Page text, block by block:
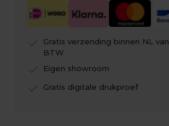
check
Gratis verzending binnen NL
BTW
check Eigen showroom
check Gratis digitale drukproef